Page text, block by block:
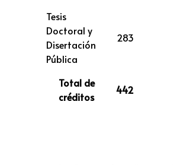
Tesis
Doctoral y
Disertación
Pública
283
Total de
créditos
442